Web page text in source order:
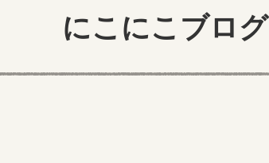
にこにこブログ